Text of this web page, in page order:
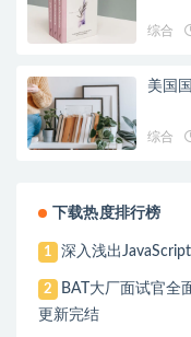
综合
美国
综合
下载热度排行榜
1 深入浅出
2
BAT大厂面试官全
更新完结